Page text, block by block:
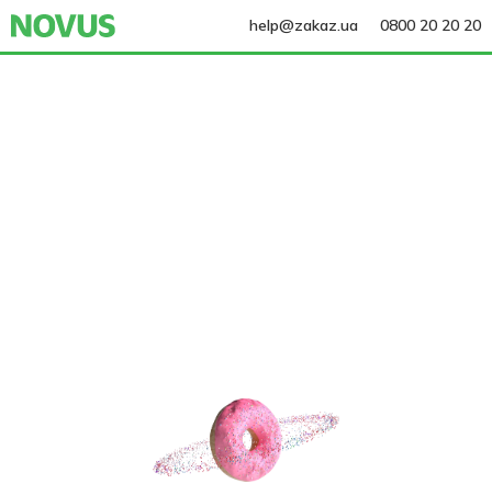
help@zakaz.ua 0800 20 20 20